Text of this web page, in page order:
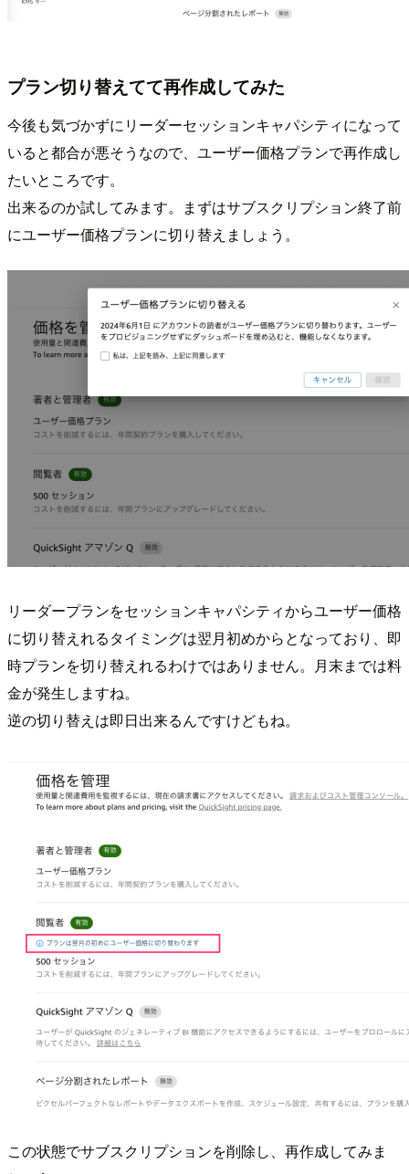
プラン切り替えてて再作成してみた
今後も気づかずにリーダーセッションキャパシティになって
いると都合が悪そうなので、ユーザー価格プランで再作成し
たいところです。
出来るのか試してみます。まずはサブスクリプション終了前
にユーザー価格プランに切り替えましょう。
リーダープランをセッションキャパシティからユーザー価格
に切り替えれるタイミングは翌月初めからとなっており、即
時プランを切り替えれるわけではありません。月末までは料
金が発生しますね。
逆の切り替えは即日出来るんですけどもね。
この状態でサブスクリプションを削除し、再作成してみま